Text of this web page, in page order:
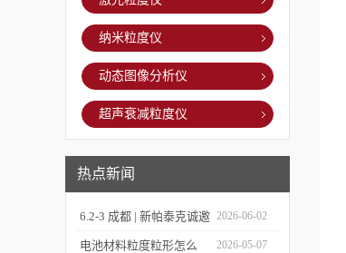
纳米粒度仪
动态图像分析仪
超声衰减粒度仪
热点新闻
6.2-3 成都 | 新帕泰克诚邀
您相约CPI西南制药工业
2026-06-02
电池材料粒度粒形怎么 2026-05-07